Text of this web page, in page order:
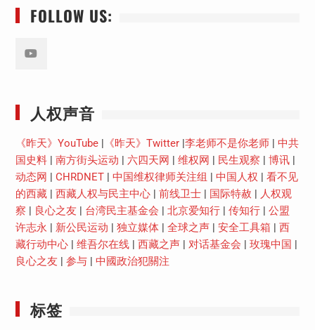
FOLLOW US:
人权声音
《昨天》YouTube| 《昨天》Twitter| 李老师不是你老师| 中共
国史料| 南方街头运动 六四天网 维权网 民生观察 博讯|
动态网
CHRDNET| 中国维权律师关注组 中国人权
看不见
的西藏| 西藏人权与民主中心| 前线卫士| 国际特赦
人权观
察
良心之友 台湾民主基金会 北京爱知行| 传知行| 公盟
许志永
新公民运动 独立媒体| 全球之声| 安全工具箱
西
藏行动中心| 维吾尔在线| 西藏之声| 对话基金会 玫瑰中国
良心之友
参与| 中國政治犯關注
标签